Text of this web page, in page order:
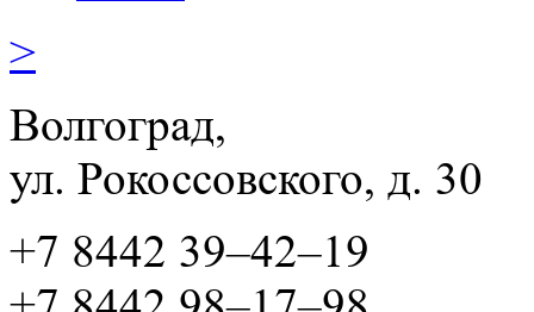
>
Волгоград,
ул. Рокосcовского, д. 30
+7 8442 39–42–19